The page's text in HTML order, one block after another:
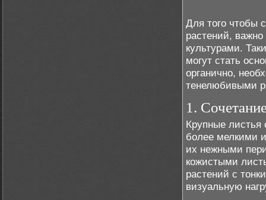
Для того чтобы
растений,
культурами.
могут стать
органично,
тенелюбивыми
1.
Крупные листья
более мелкими
их нежными
кожистыми
растений с
визуальную